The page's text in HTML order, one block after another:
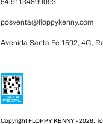
54 91134899093
posventa@floppykenny.com
Avenida Santa Fe 1592, 4G,
Copyright FLOPPY KENNY - 2026.